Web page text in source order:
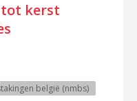
tot kerst
belgië (nmbs)